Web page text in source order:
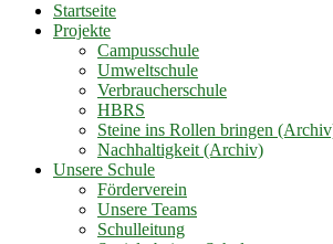
Startseite
Projekte
Campusschule
Umweltschule
Verbraucherschule
HBRS
Steine ins Rollen bringen
Nachhaltigkeit (Archiv)
Unsere Schule
Förderverein
Unsere Teams
Schulleitung